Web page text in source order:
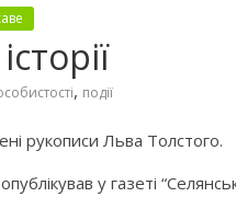
, події
рукописи Льва Толстого.
у газеті